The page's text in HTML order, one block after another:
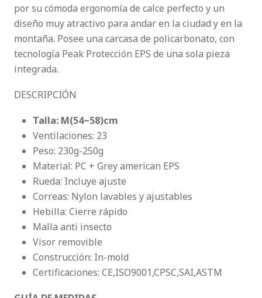
por su cómoda ergonomía de calce perfecto y un
diseño muy atractivo para andar en la ciudad y en la
montaña. Posee una carcasa de policarbonato, con
tecnología Peak Protección EPS de una sola pieza
integrada.
DESCRIPCIÓN
Talla: M(54~58)cm
Ventilaciones: 23
Peso: 230g-250g
Material: PC + Grey american EPS
Rueda: Incluye ajuste
Correas: Nylon lavables y ajustables
Hebilla: Cierre rápido
Malla anti insecto
Visor removible
Construcción: In-mold
Certificaciones: CE,ISO9001,CPSC,SAI,ASTM